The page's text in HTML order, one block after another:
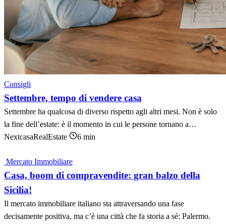
Consigli
Settembre, tempo di vendere casa
Settembre ha qualcosa di diverso rispetto agli altri mesi. Non è solo
la fine dell’estate: è il momento in cui le persone tornano a…
NextcasaRealEstate
6 min
Mercato Immobiliare
Casa, boom di compravendite: gran balzo della
Sicilia!
Il mercato immobiliare italiano sta attraversando una fase
decisamente positiva, ma c’è una città che fa storia a sé: Palermo.